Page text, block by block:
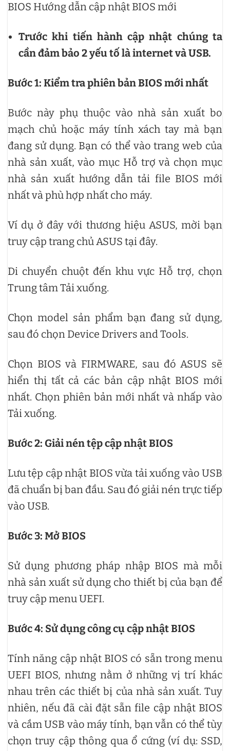
BIOS Hướng dẫn cập nhật BIOS mới
Trước khi tiến hành cập nhật chúng ta
cần đảm bảo 2 yếu tố là internet và USB.
Bước 1: Kiểm tra phiên bản BIOS mới nhất
Bước này phụ thuộc vào nhà sản xuất bo
mạch chủ hoặc máy tính xách tay mà bạn
đang sử dụng. Bạn có thể vào trang web của
nhà sản xuất, vào mục Hỗ trợ và chọn mục
nhà sản xuất hướng dẫn tải file BIOS mới
nhất và phù hợp nhất cho máy.
Ví dụ ở đây với thương hiệu ASUS, mời bạn
truy cập trang chủ ASUS tại đây.
Di chuyển chuột đến khu vực Hỗ trợ, chọn
Trung tâm Tải xuống.
Chọn model sản phẩm bạn đang sử dụng,
sau đó chọn Device Drivers and Tools.
Chọn BIOS và FIRMWARE, sau đó ASUS sẽ
hiển thị tất cả các bản cập nhật BIOS mới
nhất. Chọn phiên bản mới nhất và nhấp vào
Tải xuống.
Bước 2: Giải nén tệp cập nhật BIOS
Lưu tệp cập nhật BIOS vừa tải xuống vào USB
đã chuẩn bị ban đầu. Sau đó giải nén trực tiếp
vào USB.
Bước 3: Mở BIOS
Sử dụng phương pháp nhập BIOS mà mỗi
nhà sản xuất sử dụng cho thiết bị của bạn để
truy cập menu UEFI.
Bước 4: Sử dụng công cụ cập nhật BIOS
Tính năng cập nhật BIOS có sẵn trong menu
UEFI BIOS, nhưng nằm ở những vị trí khác
nhau trên các thiết bị của nhà sản xuất. Tuy
nhiên, nếu đã cài đặt sẵn file cập nhật BIOS
và cắm USB vào máy tính, bạn vẫn có thể tùy
chọn truy cập thông qua ổ cứng (ví dụ: SSD,